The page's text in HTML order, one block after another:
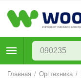
Главная / Оргтехника /